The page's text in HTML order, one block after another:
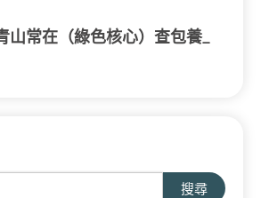
山常在（綠色核心）查包養_
搜尋